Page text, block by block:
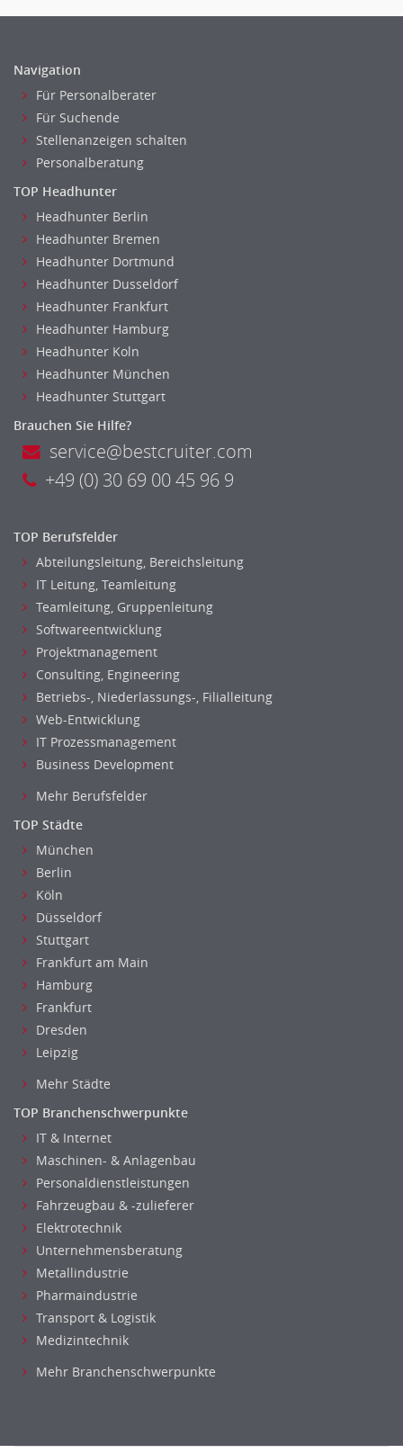
Navigation
Für Personalberater
Für Suchende
Stellenanzeigen schalten
Personalberatung
TOP Headhunter
Headhunter Berlin
Headhunter Bremen
Headhunter Dortmund
Headhunter Dusseldorf
Headhunter Frankfurt
Headhunter Hamburg
Headhunter Koln
Headhunter München
Headhunter Stuttgart
Brauchen Sie Hilfe?
service@bestcruiter.com
+49 (0) 30 69 00 45 96 9
TOP Berufsfelder
Abteilungsleitung, Bereichsleitung
IT Leitung, Teamleitung
Teamleitung, Gruppenleitung
Softwareentwicklung
Projektmanagement
Consulting, Engineering
Betriebs-, Niederlassungs-, Filialleitung
Web-Entwicklung
IT Prozessmanagement
Business Development
Mehr Berufsfelder
TOP Städte
München
Berlin
Köln
Düsseldorf
Stuttgart
Frankfurt am Main
Hamburg
Frankfurt
Dresden
Leipzig
Mehr Städte
TOP Branchenschwerpunkte
IT & Internet
Maschinen- & Anlagenbau
Personaldienstleistungen
Fahrzeugbau & -zulieferer
Elektrotechnik
Unternehmensberatung
Metallindustrie
Pharmaindustrie
Transport & Logistik
Medizintechnik
Mehr Branchenschwerpunkte